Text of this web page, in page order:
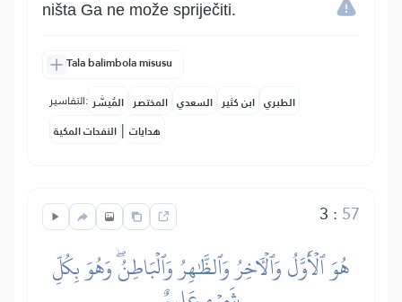
ništa Ga ne može spriječiti.
Tala balimbola misusu
التفاسير: المُيسَّر المختصر السعدي ابن كثير الطبري
النفحات المكية | هدايات
3 : 57
هُوَ ٱلۡأَوَّلُ وَٱلۡأٓخِرُ وَٱلظَّٰهِرُ وَٱلۡبَاطِنُۖ وَهُوَ بِكُلِّ